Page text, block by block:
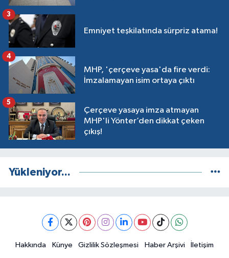
Emniyet teşkilatında sürpriz atama!
3
MHP, 'çerçeve yasa'da fire verdi:
İmzalamayan isim ortaya çıktı
4
Çerçeve yasaya imza atmayan
MHP'li Yönter’den dikkat çeken
çıkış!
5
Yükleniyor...
Hakkında Künye Gizlilik Sözleşmesi Haber Arşivi İletişim